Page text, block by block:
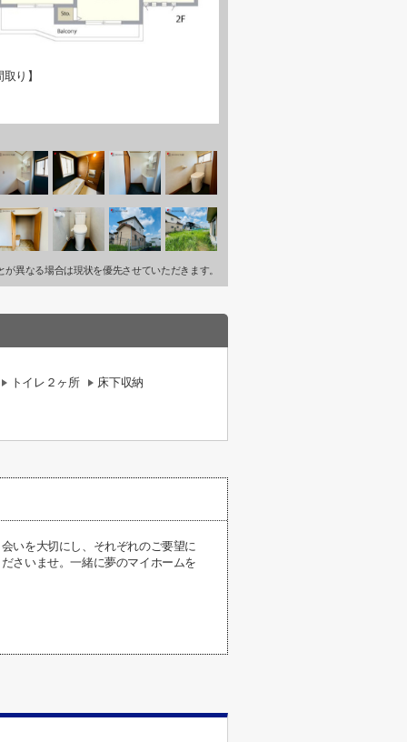
り】
異なる場合は現状を優先させていただきます。
トイレ２ヶ所 床下収納
いを大切にし、それぞれのご要望に
さいませ。一緒に夢のマイホームを